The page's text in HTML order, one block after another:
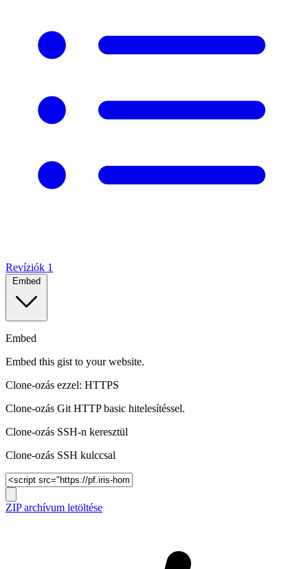
Revíziók 1
Embed
Embed
Embed this gist to your website.
Clone-ozás ezzel: HTTPS
Clone-ozás Git HTTP basic hitelesítéssel.
Clone-ozás SSH-n keresztül
Clone-ozás SSH kulccsal
ZIP archívum letöltése